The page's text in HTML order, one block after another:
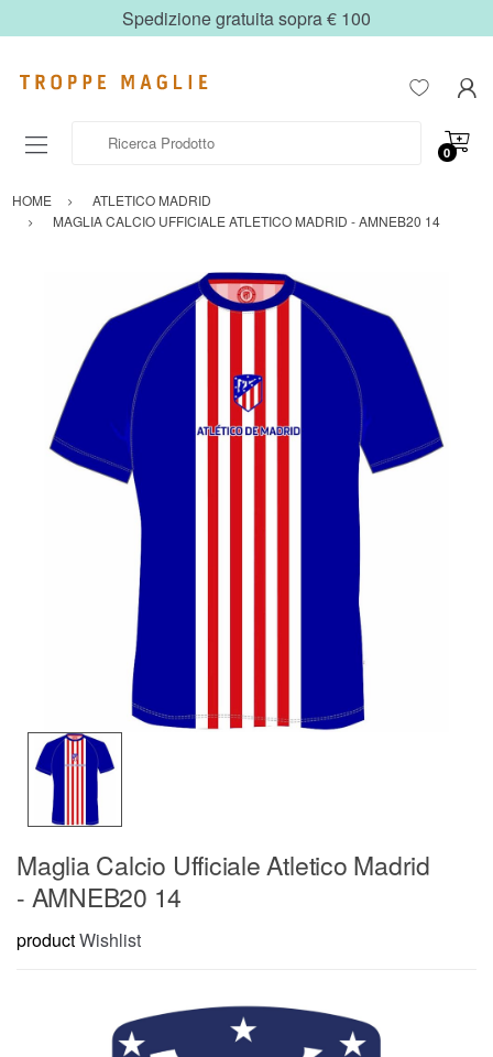
Spedizione gratuita sopra € 100
0
HOME
ATLETICO MADRID
MAGLIA CALCIO UFFICIALE ATLETICO MADRID - AMNEB20 14
Maglia Calcio Ufficiale Atletico Madrid
- AMNEB20 14
productWishlist